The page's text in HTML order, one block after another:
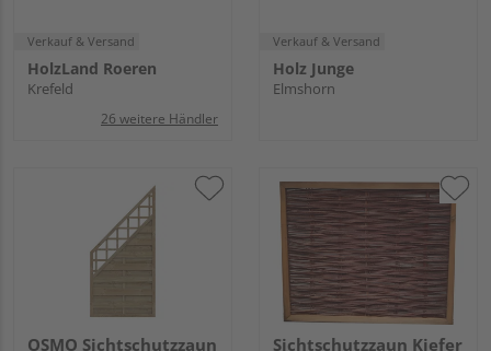
Verkauf & Versand
HolzLand Roeren
Krefeld
26 weitere Händler
Verkauf & Versand
Holz Junge
Elmshorn
OSMO Sichtschutzzaun
Sichtschutzzaun Kiefer